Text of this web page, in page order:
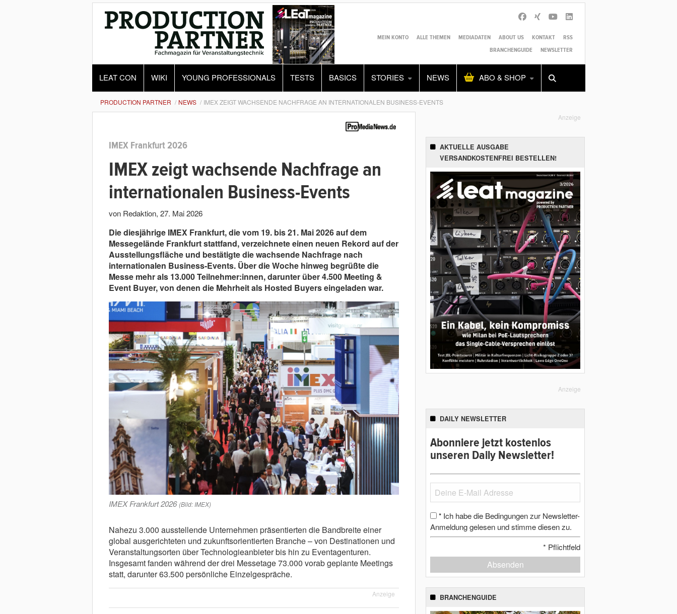
MEIN KONTO ALLE THEMEN MEDIADATEN ABOUT US KONTAKT
RSS
BRANCHENGUIDE
NEWSLETTER
LEAT CON WIKI YOUNG PROFESSIONALS TESTS BASICS STORIES NEWS ABO & SHOP
Alles Shop SUCHEN
PRODUCTION PARTNER NEWS IMEX ZEIGT WACHSENDE NACHFRAGE AN INTERNATIONALEN BUSINESS-EVENTS
IMEX Frankfurt 2026
IMEX zeigt wachsende Nachfrage an
internationalen Business-Events
von Redaktion, 27. Mai 2026
Die diesjährige IMEX Frankfurt, die vom 19. bis 21. Mai 2026 auf dem
Messegelände Frankfurt stattfand, verzeichnete einen neuen Rekord auf der
Ausstellungsfläche und bestätigte die wachsende Nachfrage nach
internationalen Business-Events. Über die Woche hinweg begrüßte die
Messe mehr als 13.000 Teilnehmer:innen, darunter über 4.500 Meeting &
Event Buyer, von denen die Mehrheit als Hosted Buyers eingeladen war.
IMEX Frankfurt 2026 (Bild: IMEX)
Nahezu 3.000 ausstellende Unternehmen präsentierten die Bandbreite einer
global ausgerichteten und zukunftsorientierten Branche – von Destinationen und
Veranstaltungsorten über Technologieanbieter bis hin zu Eventagenturen.
Insgesamt fanden während der drei Messetage 73.000 vorab geplante Meetings
statt, darunter 63.500 persönliche Einzelgespräche.
Anzeige
Anzeige
AKTUELLE AUSGABE
VERSANDKOSTENFREI BESTELLEN!
Anzeige
DAILY NEWSLETTER
Abonniere jetzt kostenlos
unseren Daily Newsletter!
* Ich habe die Bedingungen zur Newsletter-
Anmeldung gelesen und stimme diesen zu.
* Pflichtfeld
Absenden
BRANCHENGUIDE